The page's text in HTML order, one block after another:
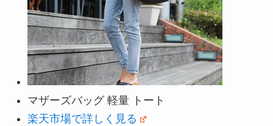
マザーズバッグ 軽量 トート
楽天市場で詳しく見る